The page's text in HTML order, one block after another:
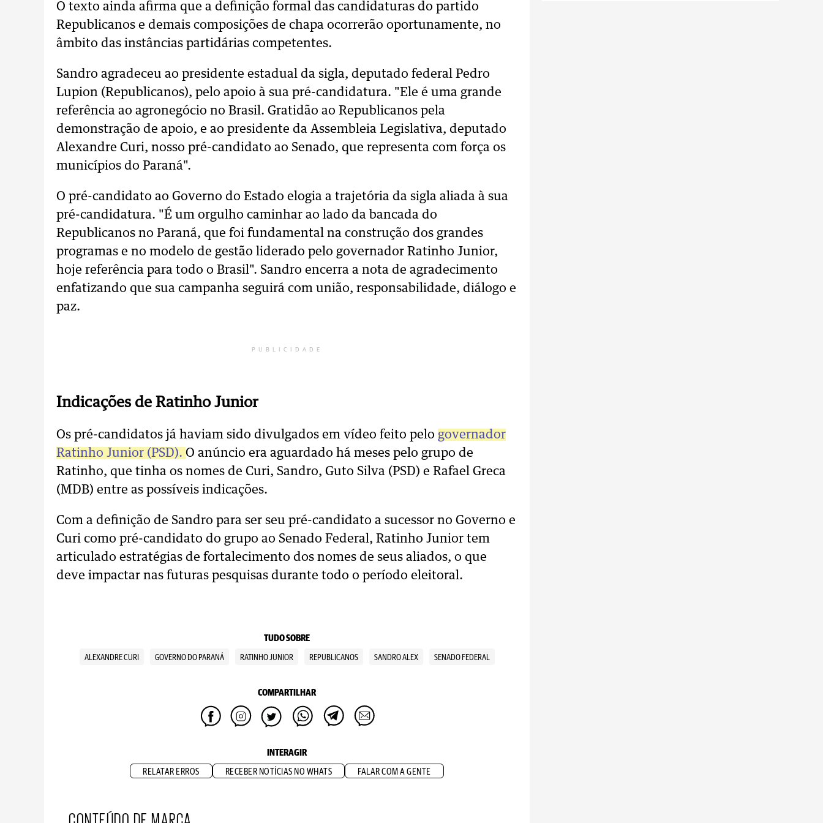
O texto ainda afirma que a definição formal das candidaturas do partido
Republicanos e demais composições de chapa ocorrerão oportunamente, no
âmbito das instâncias partidárias competentes.
Sandro agradeceu ao presidente estadual da sigla, deputado federal Pedro
Lupion (Republicanos), pelo apoio à sua pré-candidatura. "Ele é uma grande
referência ao agronegócio no Brasil. Gratidão ao Republicanos pela
demonstração de apoio, e ao presidente da Assembleia Legislativa, deputado
Alexandre Curi, nosso pré-candidato ao Senado, que representa com força os
municípios do Paraná".
O pré-candidato ao Governo do Estado elogia a trajetória da sigla aliada à sua
pré-candidatura. "É um orgulho caminhar ao lado da bancada do
Republicanos no Paraná, que foi fundamental na construção dos grandes
programas e no modelo de gestão liderado pelo governador Ratinho Junior,
hoje referência para todo o Brasil". Sandro encerra a nota de agradecimento
enfatizando que sua campanha seguirá com união, responsabilidade, diálogo e
paz.
PUBLICIDADE
Indicações de Ratinho Junior
Os pré-candidatos já haviam sido divulgados em vídeo feito pelo governador
Ratinho Junior (PSD). O anúncio era aguardado há meses pelo grupo de
Ratinho, que tinha os nomes de Curi, Sandro, Guto Silva (PSD) e Rafael Greca
(MDB) entre as possíveis indicações.
Com a definição de Sandro para ser seu pré-candidato a sucessor no Governo e
Curi como pré-candidato do grupo ao Senado Federal, Ratinho Junior tem
articulado estratégias de fortalecimento dos nomes de seus aliados, o que
deve impactar nas futuras pesquisas durante todo o período eleitoral.
TUDO SOBRE
ALEXANDRE CURI GOVERNO DO PARANÁ RATINHO JUNIOR REPUBLICANOS SANDRO ALEX SENADO FEDERAL
COMPARTILHAR
INTERAGIR
RELATAR ERROS RECEBER NOTÍCIAS NO WHATS FALAR COM A GENTE
CONTEÚDO DE MARCA